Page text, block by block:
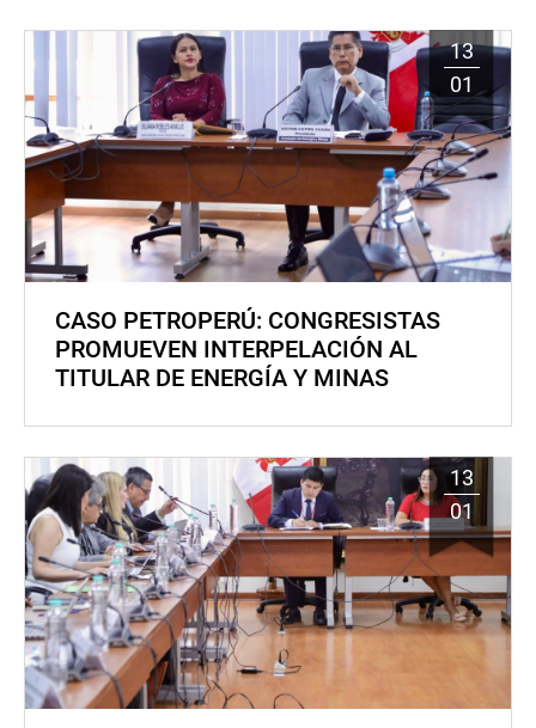
13
01
CASO PETROPERÚ: CONGRESISTAS
PROMUEVEN INTERPELACIÓN AL
TITULAR DE ENERGÍA Y MINAS
13
01